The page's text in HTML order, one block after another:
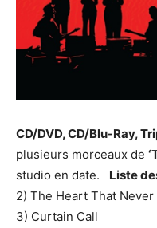
CD/DVD, CD/Blu-Ray,
plusieurs morceaux de
studio en date. Liste
2) The Heart That Never
3) Curtain Call